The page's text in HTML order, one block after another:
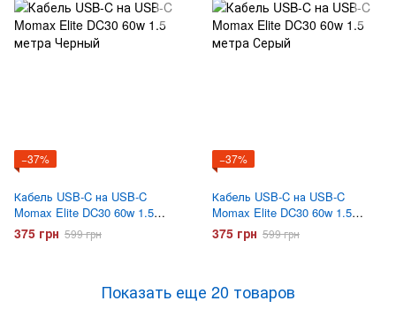
−37%
Кабель USB-C на USB-C
Momax Elite DC30 60w 1.5
метра Черный
375 грн 599 грн
−37%
Кабель USB-C на USB-C
Momax Elite DC30 60w 1.5
метра Серый
375 грн 599 грн
Показать еще 20 товаров